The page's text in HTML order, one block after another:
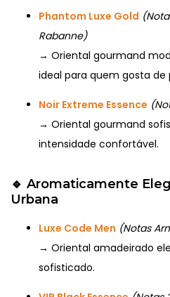
Phantom Luxe Gold
Rabanne)
→ Oriental gourmand
ideal para quem gosta de
Noir Extreme Essence
→ Oriental gourmand
intensidade confortável.
🔹 Aromaticamente
Urbana
Luxe Code Men (Notas
→ Oriental amadeirado
sofisticado.